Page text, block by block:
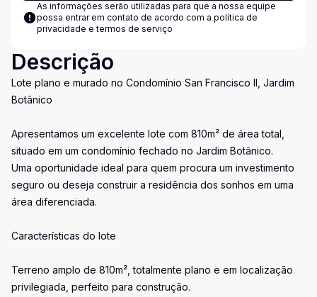
As informações serão utilizadas para que a nossa equipe
possa entrar em contato de acordo com a política de
privacidade e termos de serviço
Descrição
Lote plano e murado no Condomínio San Francisco II, Jardim
Botânico
Apresentamos um excelente lote com 810m² de área total,
situado em um condomínio fechado no Jardim Botânico.
Uma oportunidade ideal para quem procura um investimento
seguro ou deseja construir a residência dos sonhos em uma
área diferenciada.
Características do lote
Terreno amplo de 810m², totalmente plano e em localização
privilegiada, perfeito para construção.